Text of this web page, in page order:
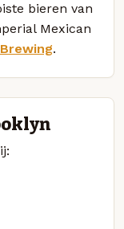
bieren van
Mexican
.